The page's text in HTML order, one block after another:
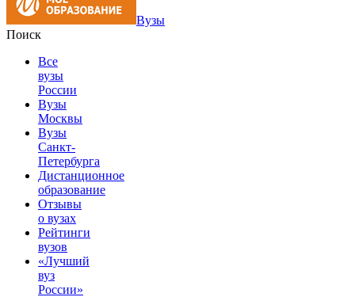
Вузы
Поиск
Все
вузы
России
Вузы
Москвы
Вузы
Санкт-
Петербурга
Дистанционное
образование
Отзывы
о вузах
Рейтинги
вузов
«Лучший
вуз
России»